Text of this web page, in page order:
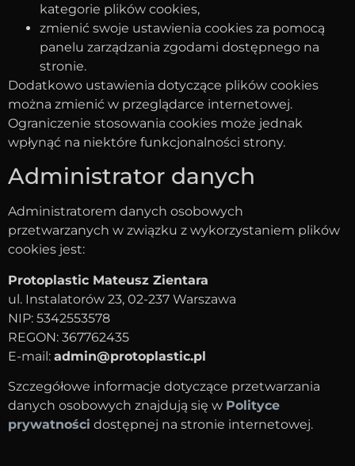
kategorie plików cookies,
zmienić swoje ustawienia cookies za pomocą
panelu zarządzania zgodami dostępnego na
stronie.
Dodatkowo ustawienia dotyczące plików cookies
można zmienić w przeglądarce internetowej.
Ograniczenie stosowania cookies może jednak
wpłynąć na niektóre funkcjonalności strony.
Administrator danych
Administratorem danych osobowych
przetwarzanych w związku z wykorzystaniem plików
cookies jest:
Protoplastic Mateusz Zientara
ul. Instalatorów 23, 02-237 Warszawa
NIP: 5342553578
REGON: 367762435
E-mail: admin@protoplastic.pl
Szczegółowe informacje dotyczące przetwarzania
danych osobowych znajdują się w Polityce
prywatności dostępnej na stronie internetowej.